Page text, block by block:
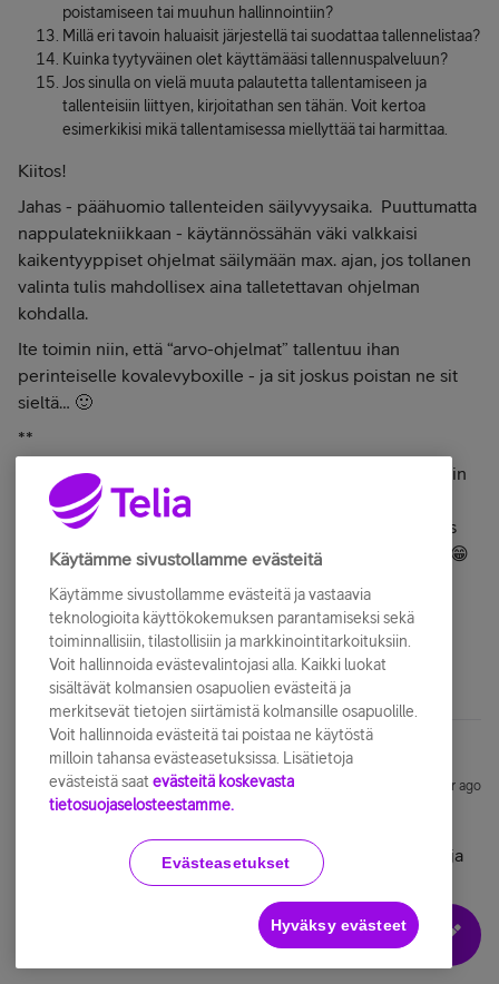
poistamiseen tai muuhun hallinnointiin?
Millä eri tavoin haluaisit järjestellä tai suodattaa tallennelistaa?
Kuinka tyytyväinen olet käyttämääsi tallennuspalveluun?
Jos sinulla on vielä muuta palautetta tallentamiseen ja
tallenteisiin liittyen, kirjoitathan sen tähän. Voit kertoa
esimerkikisi mikä tallentamisessa miellyttää tai harmittaa.
Kiitos!
Jahas - päähuomio tallenteiden säilyvyysaika. Puuttumatta
nappulatekniikkaan - käytännössähän väki valkkaisi
kaikentyyppiset ohjelmat säilymään max. ajan, jos tollanen
valinta tulis mahdollisex aina talletettavan ohjelman
kohdalla.
Ite toimin niin, että “arvo-ohjelmat” tallentuu ihan
perinteiselle kovalevyboxille - ja sit joskus poistan ne sit
sieltä… 🙂
**
Kuten kommenttini jatko-osassa mainitsen - paremminkin
nykyiset tallenneosion ropleemat ja jotkut käytön
epäjohdonmukaisuudet tulisi fixata kuntoon! Niistä taas
muutaman listasin tossa viikko-kax-kolme sitten täällä… 😁
1 tykkää tästä
TeroRe ALOITTAJA Forum|Forum|1 year ago
mitään enkä koskaan 😀 Sitä varten on ohjelmakirjastot ja
suoratoistopalvelut.
Ehkä jotain yksittäisiä saatan laitan talteen mutta hyvin
Käytämme sivustollamme evästeitä
Käytämme sivustollamme evästeitä ja vastaavia
teknologioita käyttökokemuksen parantamiseksi sekä
toiminnallisiin, tilastollisiin ja markkinointitarkoituksiin.
Voit hallinnoida evästevalintojasi alla. Kaikki luokat
sisältävät kolmansien osapuolien evästeitä ja
merkitsevät tietojen siirtämistä kolmansille osapuolille.
Voit hallinnoida evästeitä tai poistaa ne käytöstä
milloin tahansa evästeasetuksissa. Lisätietoja
evästeistä saat evästeitä koskevasta
tietosuojaselosteestamme.
Evästeasetukset
Hyväksy evästeet